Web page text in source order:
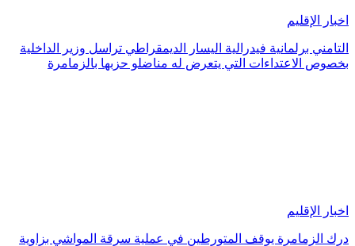
اخبار الإقليم
التامني برلمانية فيدرالية اليسار الديمقراطي تراسل وزير الداخلية
بخصوص الاعتداءات التي يتعرض له مناضلو حزبها بالزمامرة
اخبار الإقليم
درك الزمامرة يوقف المتورطين في عملية سرقة المواشي بزاوية